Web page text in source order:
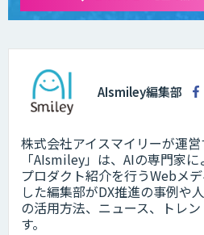
AIsmiley編集部
株式会社アイスマイリーが運
「AIsmiley」は、AIの専門家
プロダクト紹介を行うWebメ
した編集部がDX推進の事例や
の活用方法、ニュース、トレ
す。